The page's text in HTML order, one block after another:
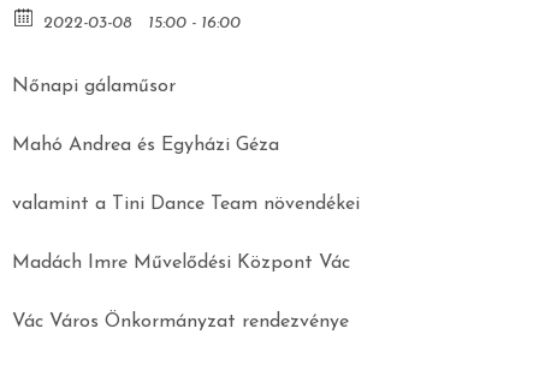
2022-03-08 15:00 - 16:00
Nőnapi gálaműsor
Mahó Andrea és Egyházi Géza
valamint a Tini Dance Team növendékei
Madách Imre Művelődési Központ Vác
Vác Város Önkormányzat rendezvénye